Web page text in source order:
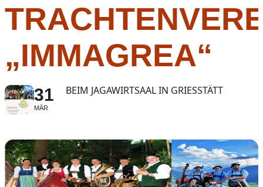
„IMMAGREA“
31
MÄR
BEIM JAGAWIRTSAAL IN GRIESSTÄTT